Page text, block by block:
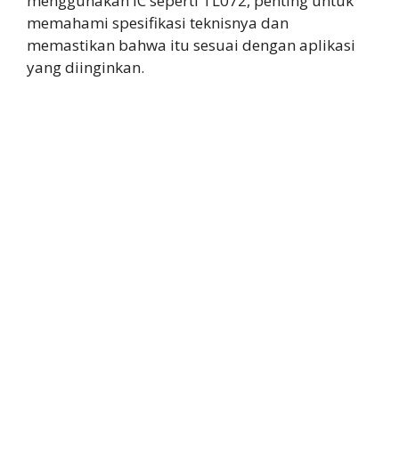
memahami spesifikasi teknisnya dan
memastikan bahwa itu sesuai dengan aplikasi
yang diinginkan.